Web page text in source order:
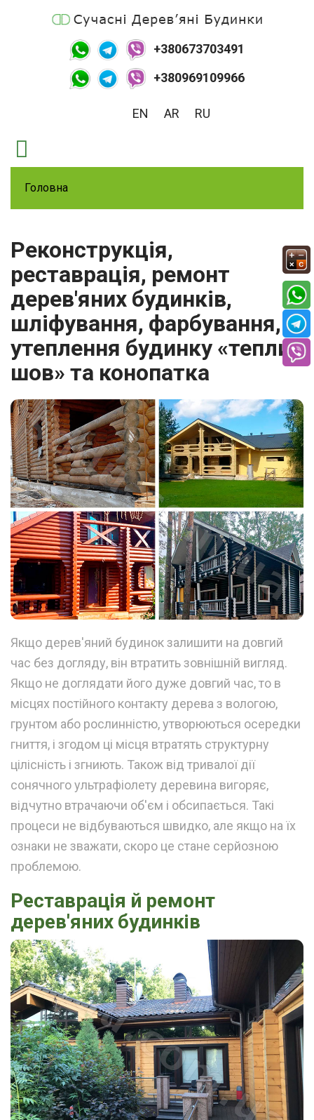
+380673703491
+380969109966
EN AR RU
Головна
Реконструкція,
реставрація, ремонт
дерев'яних будинків,
шліфування, фарбування,
утеплення будинку «теплий
шов» та конопатка
Якщо дерев'яний будинок залишити на довгий
час без догляду, він втратить зовнішній вигляд.
Якщо не доглядати його дуже довгий час, то в
місцях постійного контакту дерева з вологою,
грунтом або рослинністю, утворюються осередки
гниття, і згодом ці місця втратять структурну
цілісність і згниють. Також від тривалої дії
сонячного ультрафіолету деревина вигоряє,
відчутно втрачаючи об'єм і обсипається. Такі
процеси не відбуваються швидко, але якщо на їх
ознаки не зважати, скоро це стане серйозною
проблемою.
Реставрація й ремонт
дерев'яних будинків